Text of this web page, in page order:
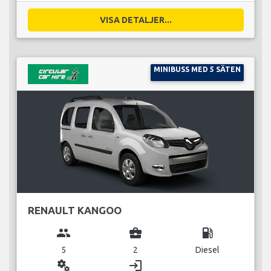
VISA DETALJER...
MINIBUSS MED 5 SÄTEN
RENAULT KANGOO
group
5
business_center
2
local_gas_station
Diesel
miscellaneous_services login